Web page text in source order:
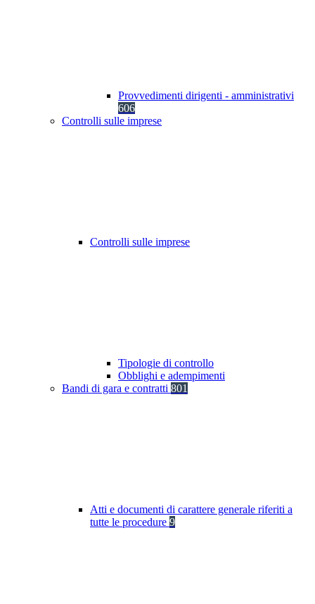
Provvedimenti dirigenti - amministrativi
606
Controlli sulle imprese
Controlli sulle imprese
Tipologie di controllo
Obblighi e adempimenti
Bandi di gara e contratti 801
Atti e documenti di carattere generale riferiti a
tutte le procedure 9